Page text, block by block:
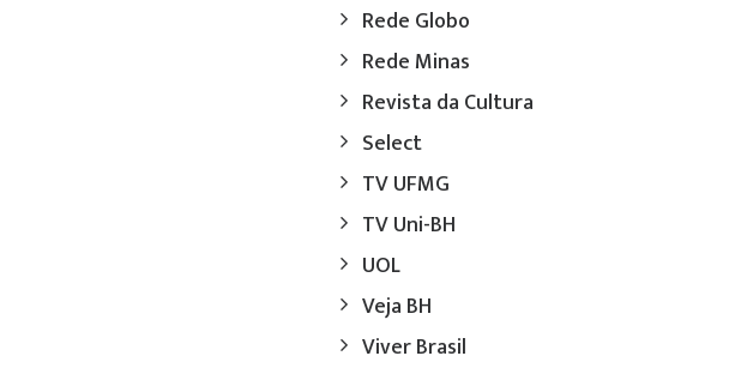
Rede Globo
Rede Minas
Revista da Cultura
Select
TV UFMG
TV Uni-BH
UOL
Veja BH
Viver Brasil